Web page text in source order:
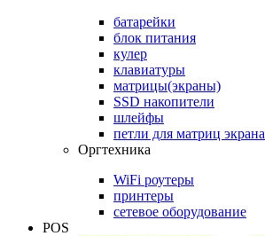
батарейки
блок питания
кулер
клавиатуры
матрицы(экраны)
SSD накопители
шлейфы
петли для матриц экрана
Оргтехника
WiFi роутеры
принтеры
сетевое оборудование
POS